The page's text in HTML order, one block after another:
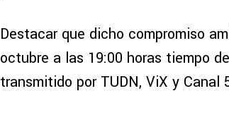
Destacar que dicho compromiso
octubre a las 19:00 horas tiempo
transmitido por TUDN, ViX y Canal